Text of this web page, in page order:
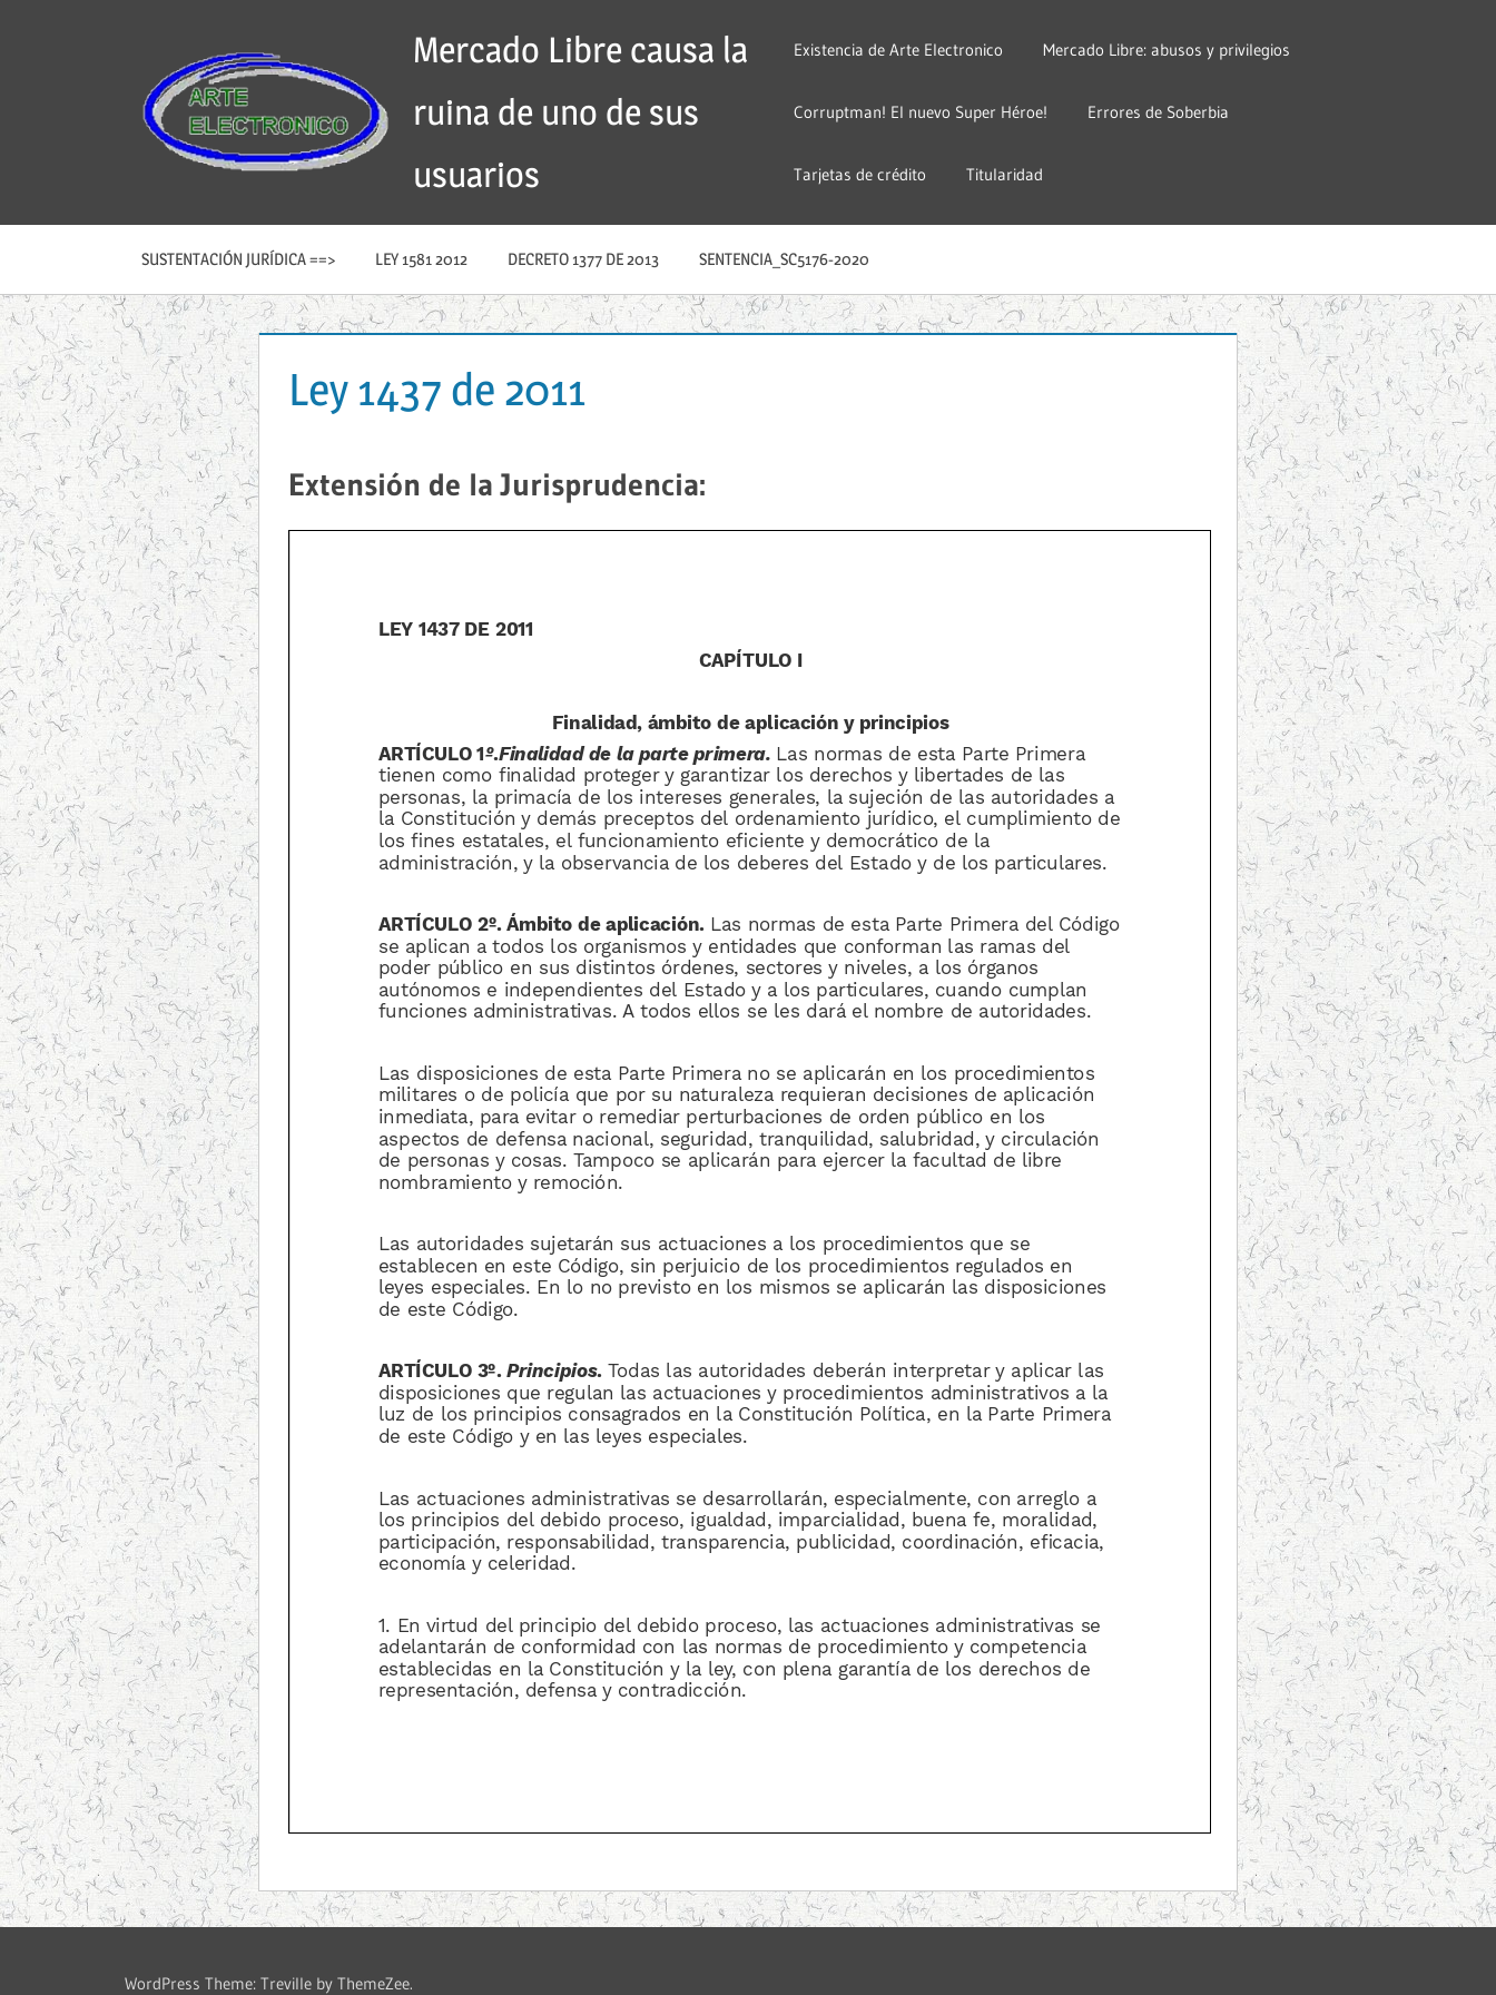
Mercado Libre causa la
ruina de uno de sus
usuarios
Existencia de Arte Electronico Mercado Libre: abusos y privilegios
Corruptman! El nuevo Super Héroe! Errores de Soberbia
Tarjetas de crédito Titularidad
SUSTENTACIÓN JURÍDICA ==> LEY 1581 2012 DECRETO 1377 DE 2013 SENTENCIA_SC5176-2020
Ley 1437 de 2011
Extensión de la Jurisprudencia:
WordPress Theme: Treville by ThemeZee.